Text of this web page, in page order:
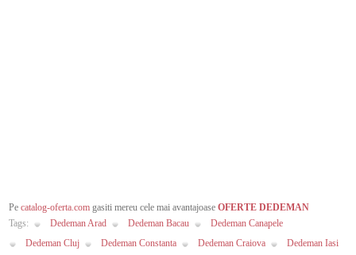
Pecatalog-oferta.com gasiti mereu cele mai avantajoaseOFERTE DEDEMAN
Tags:
Dedeman Arad Dedeman Bacau
Dedeman Canapele
Dedeman Cluj
Dedeman Constanta Dedeman Craiova
Dedeman Iasi